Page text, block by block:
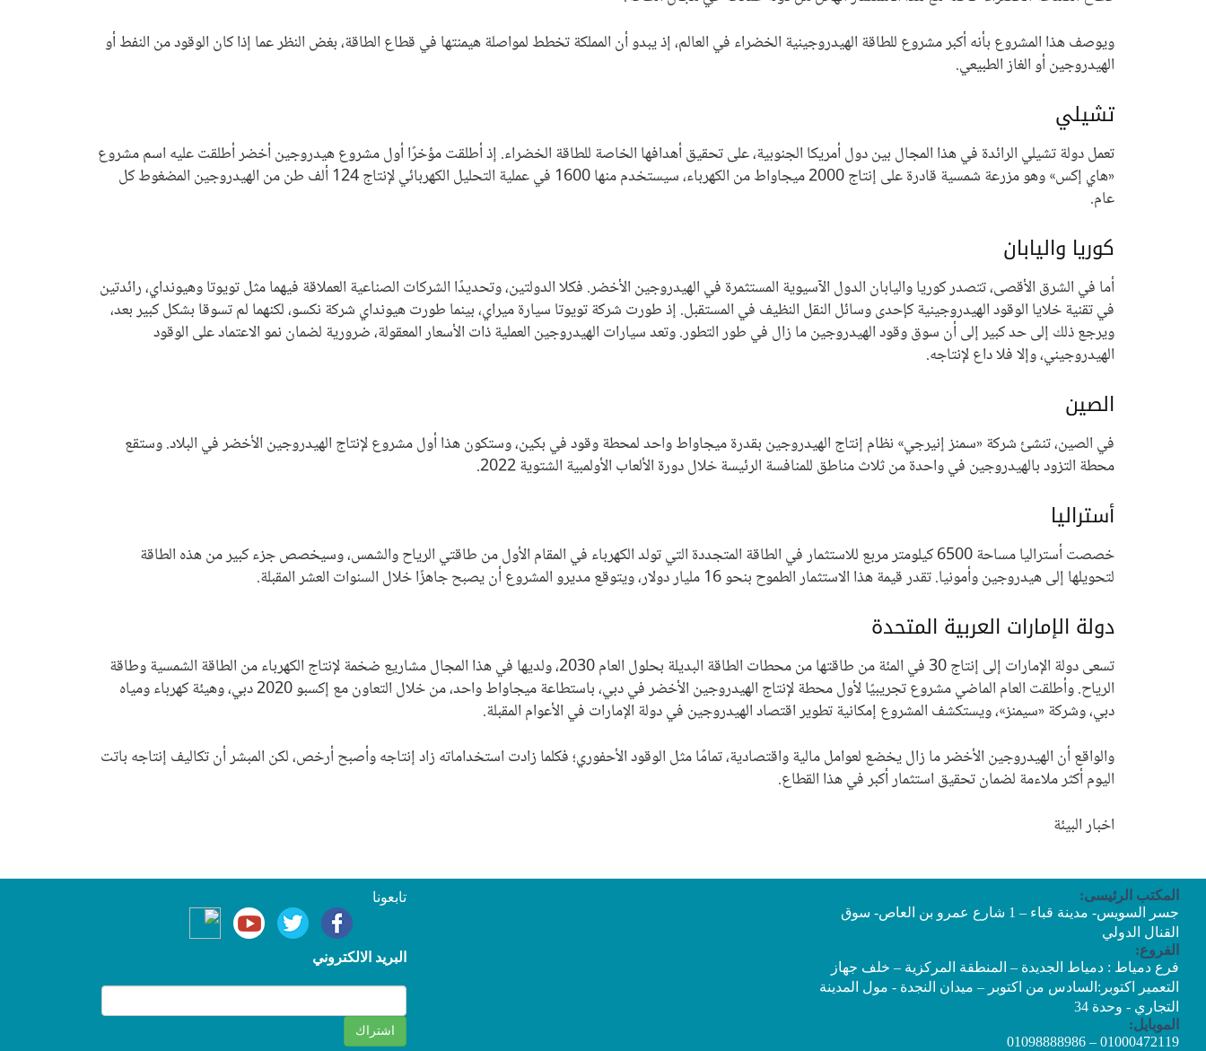
ويوصف هذا المشروع بأنه أكبر مشروع للطاقة الهيدروجينية الخضراء في العالم، إذ يبدو أن المملكة تخطط لمواصلة هيمنتها في قطاع الطاقة، بغض النظر عما إذا كان الوقود من النفط أو
الهيدروجين أو الغاز الطبيعي.
تشيلي
تعمل دولة تشيلي الرائدة في هذا المجال بين دول أمريكا الجنوبية، على تحقيق أهدافها الخاصة للطاقة الخضراء. إذ أطلقت مؤخرًا أول مشروع هيدروجين أخضر أطلقت عليه اسم مشروع
«هاي إكس» وهو مزرعة شمسية قادرة على إنتاج 2000 ميجاواط من الكهرباء، سيستخدم منها 1600 في عملية التحليل الكهربائي لإنتاج 124 ألف طن من الهيدروجين المضغوط كل
عام.
كوريا واليابان
أما في الشرق الأقصى، تتصدر كوريا واليابان الدول الآسيوية المستثمرة في الهيدروجين الأخضر. فكلا الدولتين، وتحديدًا الشركات الصناعية العملاقة فيهما مثل تويوتا وهيونداي، رائدتين
في تقنية خلايا الوقود الهيدروجينية كإحدى وسائل النقل النظيف في المستقبل. إذ طورت شركة تويوتا سيارة ميراي، بينما طورت هيونداي شركة نكسو، لكنهما لم تسوقا بشكل كبير بعد،
ويرجع ذلك إلى حد كبير إلى أن سوق وقود الهيدروجين ما زال في طور التطور. وتعد سيارات الهيدروجين العملية ذات الأسعار المعقولة، ضرورية لضمان نمو الاعتماد على الوقود
الهيدروجيني، وإلا فلا داع لإنتاجه.
الصين
في الصين، تنشئ شركة «سمنز إنيرجي» نظام إنتاج الهيدروجين بقدرة ميجاواط واحد لمحطة وقود في بكين، وستكون هذا أول مشروع لإنتاج الهيدروجين الأخضر في البلاد. وستقع
محطة التزود بالهيدروجين في واحدة من ثلاث مناطق للمنافسة الرئيسة خلال دورة الألعاب الأولمبية الشتوية 2022.
أستراليا
خصصت أستراليا مساحة 6500 كيلومتر مربع للاستثمار في الطاقة المتجددة التي تولد الكهرباء في المقام الأول من طاقتي الرياح والشمس، وسيخصص جزء كبير من هذه الطاقة
لتحويلها إلى هيدروجين وأمونيا. تقدر قيمة هذا الاستثمار الطموح بنحو 16 مليار دولار، ويتوقع مديرو المشروع أن يصبح جاهزًا خلال السنوات العشر المقبلة.
دولة الإمارات العربية المتحدة
تسعى دولة الإمارات إلى إنتاج 30 في المئة من طاقتها من محطات الطاقة البديلة بحلول العام 2030، ولديها في هذا المجال مشاريع ضخمة لإنتاج الكهرباء من الطاقة الشمسية وطاقة
الرياح. وأطلقت العام الماضي مشروع تجريبيًا لأول محطة لإنتاج الهيدروجين الأخضر في دبي، باستطاعة ميجاواط واحد، من خلال التعاون مع إكسبو 2020 دبي، وهيئة كهرباء ومياه
دبي، وشركة «سيمنز»، ويستكشف المشروع إمكانية تطوير اقتصاد الهيدروجين في دولة الإمارات في الأعوام المقبلة.
والواقع أن الهيدروجين الأخضر ما زال يخضع لعوامل مالية واقتصادية، تمامًا مثل الوقود الأحفوري؛ فكلما زادت استخداماته زاد إنتاجه وأصبح أرخص، لكن المبشر أن تكاليف إنتاجه باتت
اليوم أكثر ملاءمة لضمان تحقيق استثمار أكبر في هذا القطاع.
اخبار البيئة
تابعونا
البريد الالكتروني
المكتب الرئيسى:
جسر السويس- مدينة قباء – 1 شارع عمرو بن العاص- سوق
القنال الدولي
الفروع:
فرع دمياط : دمياط الجديدة – المنطقة المركزية – خلف جهاز
التعمير اكتوبر:السادس من اكتوبر – ميدان النجدة - مول المدينة
التجاري - وحدة 34
الموبايل:
01000472119 – 01098888986